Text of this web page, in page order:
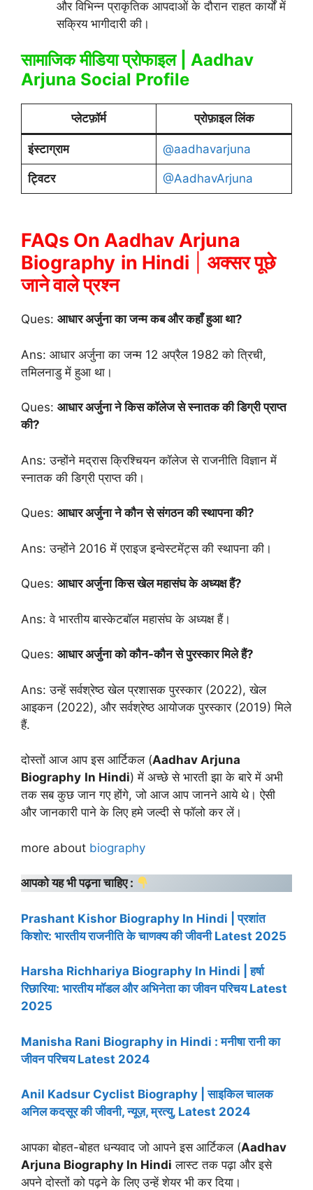
और विभिन्न प्राकृतिक आपदाओं के दौरान राहत कार्यों में
सक्रिय भागीदारी की।
सामाजिक मीडिया प्रोफाइल | Aadhav
Arjuna Social Profile
प्लेटफ़ॉर्म प्रोफ़ाइल लिंक
इंस्टाग्राम @aadhavarjuna
ट्विटर @AadhavArjuna
FAQs On Aadhav Arjuna
Biography in Hindi
अक्सर पूछे
जाने वाले प्रश्न
Ques: आधार अर्जुना का जन्म कब और कहाँ हुआ था?
Ans: आधार अर्जुना का जन्म 12 अप्रैल 1982 को त्रिची,
तमिलनाडु में हुआ था।
Ques: आधार अर्जुना ने किस कॉलेज से स्नातक की डिग्री प्राप्त
की?
Ans: उन्होंने मद्रास क्रिश्चियन कॉलेज से राजनीति विज्ञान में
स्नातक की डिग्री प्राप्त की।
Ques: आधार अर्जुना ने कौन से संगठन की स्थापना की?
Ans: उन्होंने 2016 में एराइज इन्वेस्टमेंट्स की स्थापना की।
Ques: आधार अर्जुना किस खेल महासंघ के अध्यक्ष हैं?
Ans: वे भारतीय बास्केटबॉल महासंघ के अध्यक्ष हैं।
Ques: आधार अर्जुना को कौन-कौन से पुरस्कार मिले हैं?
Ans: उन्हें सर्वश्रेष्ठ खेल प्रशासक पुरस्कार (2022), खेल
आइकन (2022), और सर्वश्रेष्ठ आयोजक पुरस्कार (2019) मिले
हैं.
दोस्तों आज आप इस आर्टिकल (Aadhav Arjuna
Biography In Hindi) में अच्छे से भारती झा के बारे में अभी
तक सब कुछ जान गए होंगे, जो आज आप जानने आये थे। ऐसी
और जानकारी पाने के लिए हमे जल्दी से फॉलो कर लें।
more about biography
आपको यह भी पढ़ना चाहिए :
Prashant Kishor Biography In Hindi | प्रशांत
किशोर: भारतीय राजनीति के चाणक्य की जीवनी Latest 2025
Harsha Richhariya Biography In Hindi | हर्षा
रिछारिया: भारतीय मॉडल और अभिनेता का जीवन परिचय Latest
2025
Manisha Rani Biography in Hindi : मनीषा रानी का
जीवन परिचय Latest 2024
Anil Kadsur Cyclist Biography | साइकिल चालक
अनिल कदसूर की जीवनी, न्यूज़, म्रत्यु, Latest 2024
आपका बोहत-बोहत धन्यवाद जो आपने इस आर्टिकल (Aadhav
Arjuna Biography In Hindi लास्ट तक पढ़ा और इसे
अपने दोस्तों को पढ़ने के लिए उन्हें शेयर भी कर दिया।